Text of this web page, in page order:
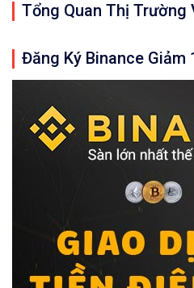
Tổng Quan Thị Trường
Đăng Ký Binance Giảm